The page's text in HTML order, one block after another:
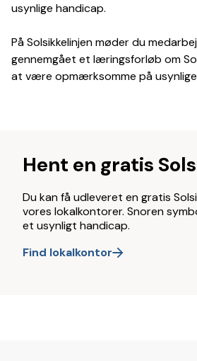
usynlige handicap.
På Solsikkelinjen møder du
gennemgået et læringsforløb om
at være opmærksomme på
Hent en gratis
Du kan få udleveret en gratis
vores lokalkontorer. Snoren
et usynligt handicap.
Find lokalkontor